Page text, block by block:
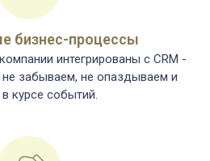
бизнес-процессы
интегрированы c CRM -
забываем, не опаздываем и
курсе событий.